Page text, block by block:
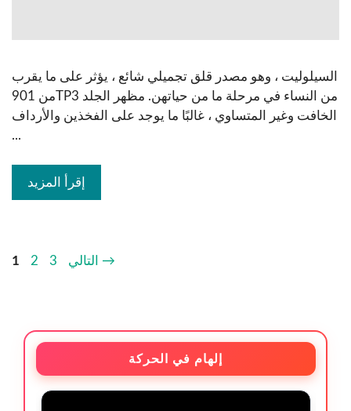
السيلوليت ، وهو مصدر قلق تجميلي شائع ، يؤثر على ما يقرب
من 901TP3 من النساء في مرحلة ما من حياتهن. مظهر الجلد
الخافت وغير المتساوي ، غالبًا ما يوجد على الفخذين والأرداف
...
إقرأ المزيد
1 2 3 →
إلهام في الحركة